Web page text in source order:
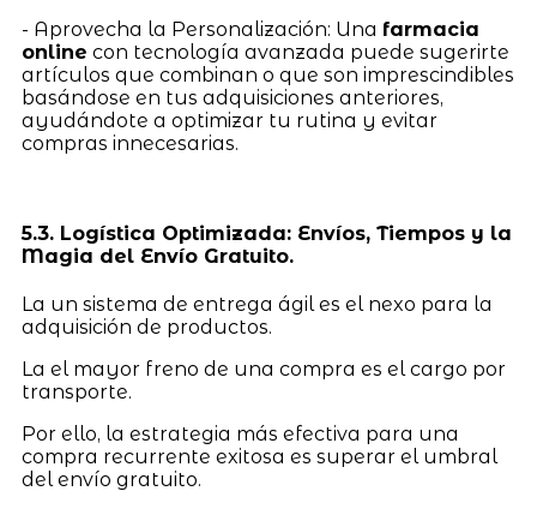
- Aprovecha la Personalización: Una farmacia
online con tecnología avanzada puede sugerirte
artículos que combinan o que son imprescindibles
basándose en tus adquisiciones anteriores,
ayudándote a optimizar tu rutina y evitar
compras innecesarias.
5.3. Logística Optimizada: Envíos, Tiempos y la
Magia del Envío Gratuito.
La un sistema de entrega ágil es el nexo para la
adquisición de productos.
La el mayor freno de una compra es el cargo por
transporte.
Por ello, la estrategia más efectiva para una
compra recurrente exitosa es superar el umbral
del envío gratuito.